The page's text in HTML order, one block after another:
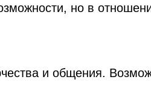
но в
и общения.